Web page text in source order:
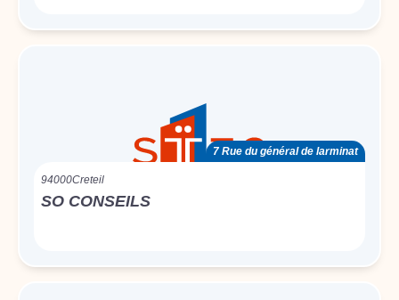
7 Rue du général de larminat
94000Creteil
SO CONSEILS